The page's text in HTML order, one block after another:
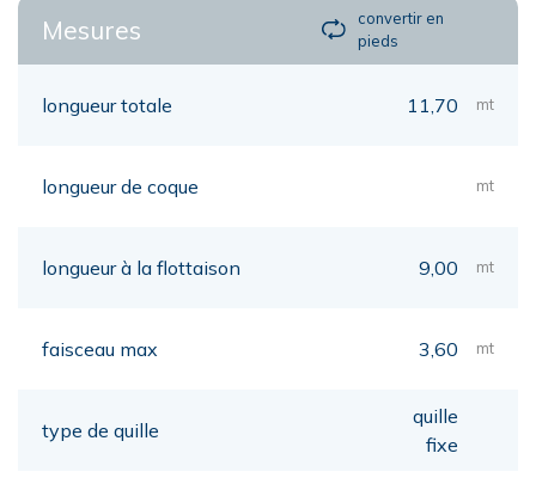
Mesures
convertir en
pieds
longueur totale 11,70 mt
longueur de coque mt
longueur à la flottaison 9,00 mt
faisceau max 3,60 mt
type de quille
quille
fixe